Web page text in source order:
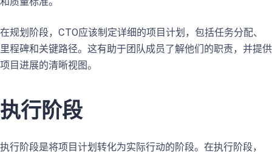
在规划阶段，CTO应该制定详细的项目计划，包括任务分配、
里程碑和关键路径。这有助于团队成员了解他们的职责，并提供
项目进展的清晰视图。
执行阶段
执行阶段是将项目计划转化为实际行动的阶段。在执行阶段，